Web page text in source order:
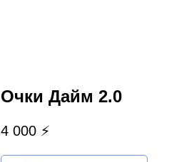
Очки Дайм 2.0
4 000 ⚡